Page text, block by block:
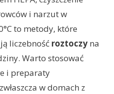
i narzut w
to metody, które
liczebność roztoczy na
Warto stosować
i preparaty
w domach z